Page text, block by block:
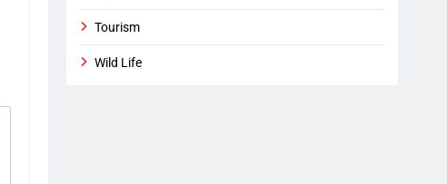
Tourism
Wild Life